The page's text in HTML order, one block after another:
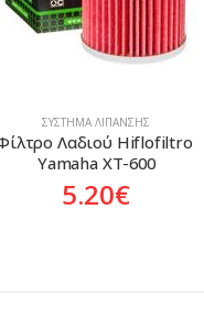
ΣΎΣΤΗΜΑ ΛΊΠΑΝΣΗΣ
Λαδιού Hiflofiltro
Yamaha XT-600
5.20€